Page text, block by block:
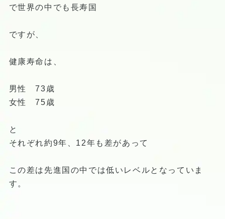
で世界の中でも長寿国
ですが、
健康寿命は、
男性 73歳
女性 75歳
と
それぞれ約9年、12年も差があって
この差は先進国の中では低いレベルとなっていま
す。